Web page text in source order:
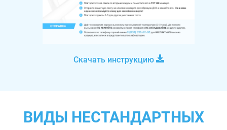
Скачать инструкцию
ВИДЫ НЕСТАНДАРТНЫХ